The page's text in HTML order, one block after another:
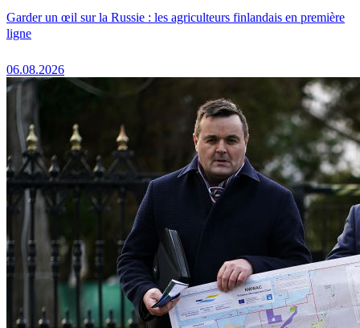
Garder un œil sur la Russie : les agriculteurs finlandais en première
ligne
06.08.2026